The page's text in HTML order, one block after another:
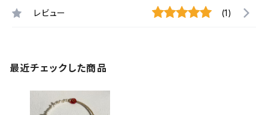
レビュー (1)
最近チェックした商品